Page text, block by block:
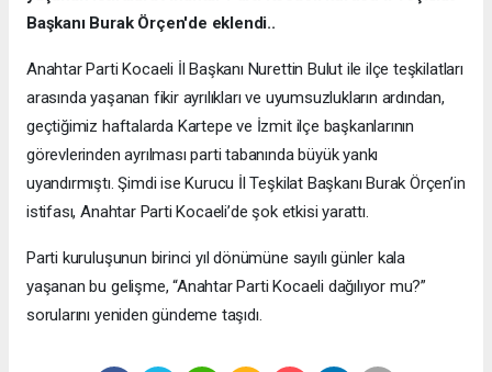
Başkanı Burak Örçen'de eklendi..
Anahtar Parti Kocaeli İl Başkanı Nurettin Bulut ile ilçe teşkilatları
arasında yaşanan fikir ayrılıkları ve uyumsuzlukların ardından,
geçtiğimiz haftalarda Kartepe ve İzmit ilçe başkanlarının
görevlerinden ayrılması parti tabanında büyük yankı
uyandırmıştı. Şimdi ise Kurucu İl Teşkilat Başkanı Burak Örçen’in
istifası, Anahtar Parti Kocaeli’de şok etkisi yarattı.
Parti kuruluşunun birinci yıl dönümüne sayılı günler kala
yaşanan bu gelişme, “Anahtar Parti Kocaeli dağılıyor mu?”
sorularını yeniden gündeme taşıdı.